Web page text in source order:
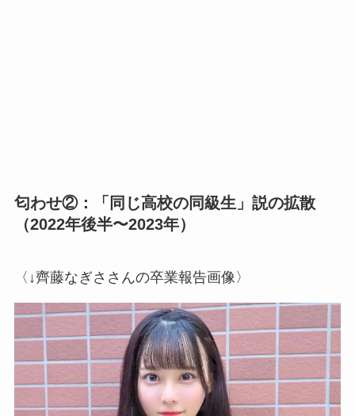
匂わせ②：「同じ高校の同級生」説の拡散
（2022年後半〜2023年）
〈↓齊藤なぎささんの卒業報告画像〉